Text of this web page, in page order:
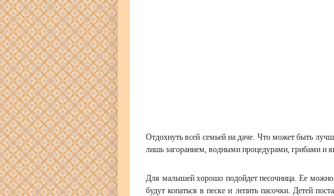
Отдохнуть всей семьей на даче. Что может быть
лишь загоранием, водными процедурами, грибами и
Для малышей хорошо подойдет песочница. Ее
будут копаться в песке и лепить пасочки. Детей